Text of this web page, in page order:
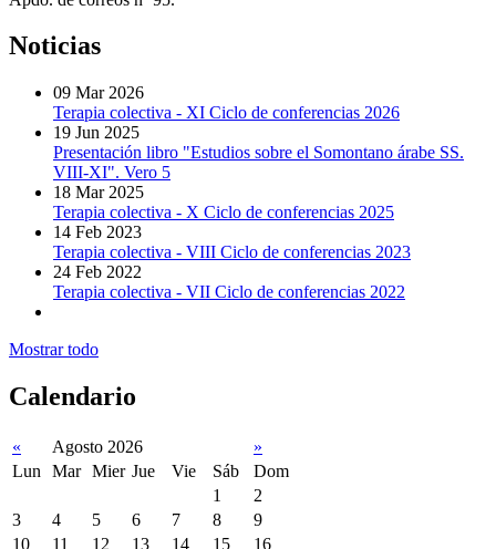
Noticias
09 Mar 2026
Terapia colectiva - XI Ciclo de conferencias 2026
19 Jun 2025
Presentación libro "Estudios sobre el Somontano árabe SS.
VIII-XI". Vero 5
18 Mar 2025
Terapia colectiva - X Ciclo de conferencias 2025
14 Feb 2023
Terapia colectiva - VIII Ciclo de conferencias 2023
24 Feb 2022
Terapia colectiva - VII Ciclo de conferencias 2022
Mostrar todo
Calendario
« Agosto 2026
»
Lun
Mar Mier Jue Vie Sáb
Dom
1
2
3
4 5 6 7 8
9
10
11 12 13 14 15 16